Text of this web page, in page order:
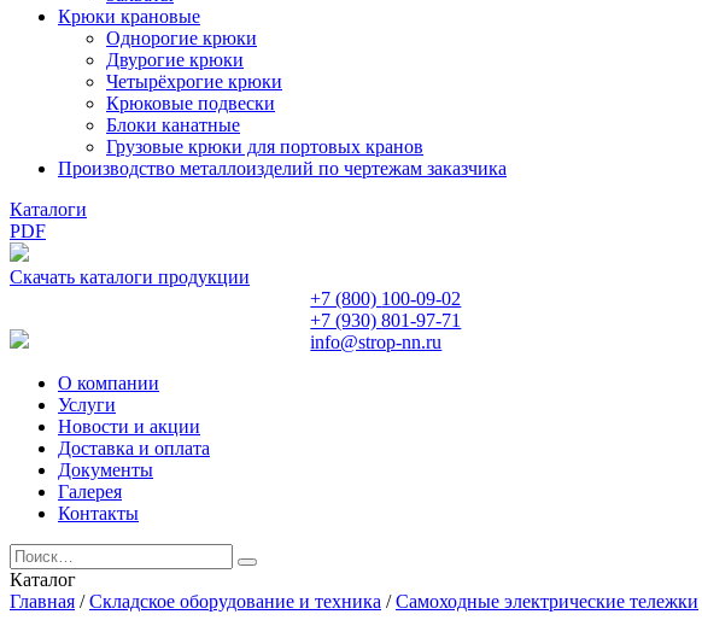
Крюки крановые
Однорогие крюки
Двурогие крюки
Четырёхрогие крюки
Крюковые подвески
Блоки канатные
Грузовые крюки для портовых кранов
Производство металлоизделий по чертежам заказчика
Каталоги
PDF
Скачать каталоги продукции
+7 (800) 100-09-02
+7 (930)801-97-71
info@strop-nn.ru
О компании
Услуги
Новости и акции
Доставка и оплата
Документы
Галерея
Контакты
Каталог
Главная /Складское оборудование и техника /Самоходные электрические тележки